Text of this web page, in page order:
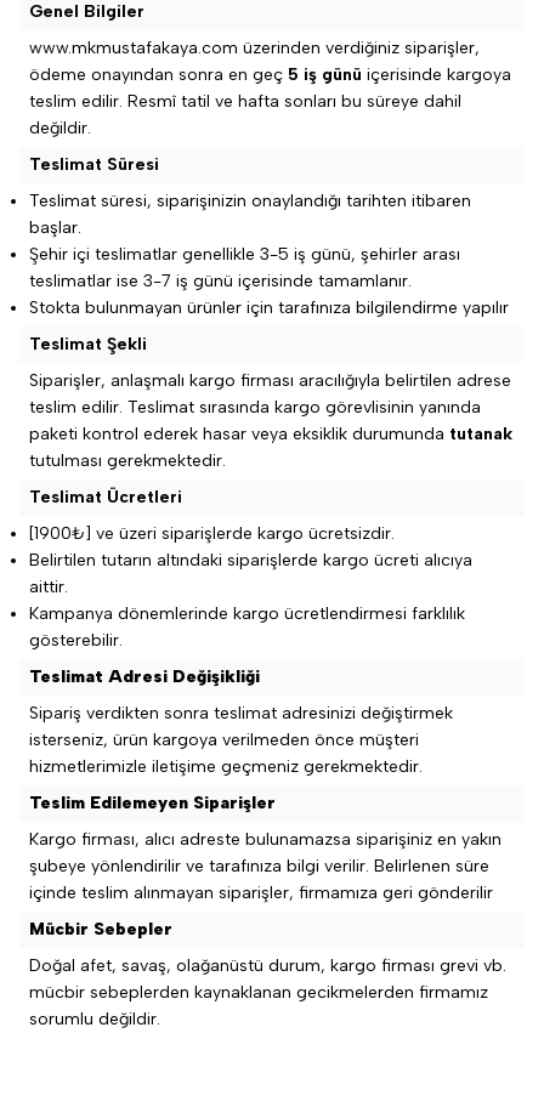
Genel Bilgiler
www.mkmustafakaya.com üzerinden verdiğiniz siparişler,
ödeme onayından sonra en geç 5 iş günü içerisinde kargoya
teslim edilir. Resmî tatil ve hafta sonları bu süreye dahil
değildir.
Teslimat Süresi
Teslimat süresi, siparişinizin onaylandığı tarihten itibaren
başlar.
Şehir içi teslimatlar genellikle 3-5 iş günü, şehirler arası
teslimatlar ise 3-7 iş günü içerisinde tamamlanır.
Stokta bulunmayan ürünler için tarafınıza bilgilendirme yapılır
Teslimat Şekli
Siparişler, anlaşmalı kargo firması aracılığıyla belirtilen adrese
teslim edilir. Teslimat sırasında kargo görevlisinin yanında
paketi kontrol ederek hasar veya eksiklik durumunda tutanak
tutulması gerekmektedir.
Teslimat Ücretleri
[1900₺] ve üzeri siparişlerde kargo ücretsizdir.
Belirtilen tutarın altındaki siparişlerde kargo ücreti alıcıya
aittir.
Kampanya dönemlerinde kargo ücretlendirmesi farklılık
gösterebilir.
Teslimat Adresi Değişikliği
Sipariş verdikten sonra teslimat adresinizi değiştirmek
isterseniz, ürün kargoya verilmeden önce müşteri
hizmetlerimizle iletişime geçmeniz gerekmektedir.
Teslim Edilemeyen Siparişler
Kargo firması, alıcı adreste bulunamazsa siparişiniz en yakın
şubeye yönlendirilir ve tarafınıza bilgi verilir. Belirlenen süre
içinde teslim alınmayan siparişler, firmamıza geri gönderilir
Mücbir Sebepler
Doğal afet, savaş, olağanüstü durum, kargo firması grevi vb.
mücbir sebeplerden kaynaklanan gecikmelerden firmamız
sorumlu değildir.